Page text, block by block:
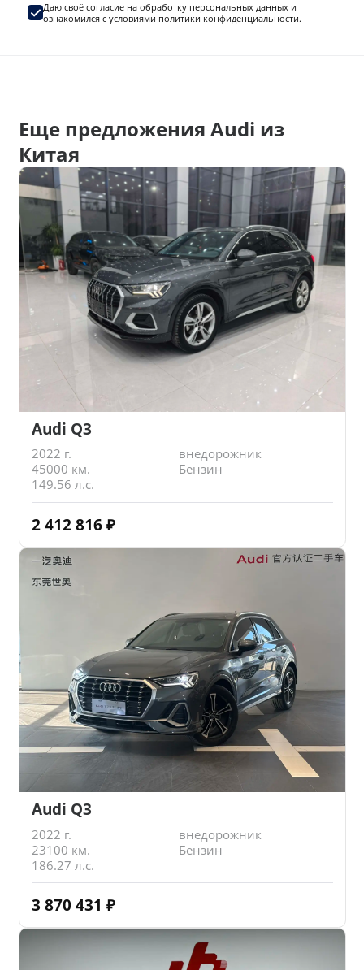
Даю своё согласие на обработку персональных данныхи
ознакомился с условиями политики конфиденциальности.
Еще предложения Audi из
Китая
Audi Q3
2022 г.
внедорожник
45000 км.
Бензин
149.56 л.с.
2 412 816 ₽
Audi Q3
2022 г.
внедорожник
23100 км.
Бензин
186.27 л.с.
3 870 431 ₽